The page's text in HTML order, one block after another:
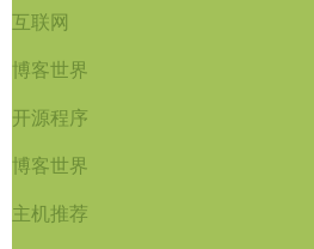
互联网
博客世界
开源程序
博客世界
主机推荐